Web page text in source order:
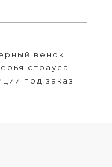
венок
страуса
под заказ